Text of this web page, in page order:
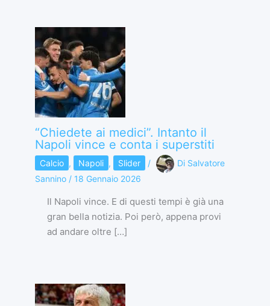
“Chiedete ai medici”. Intanto il
Napoli vince e conta i superstiti
Calcio , Napoli , Slider / Di Salvatore
Sannino / 18 Gennaio 2026
Il Napoli vince. E di questi tempi è già una
gran bella notizia. Poi però, appena provi
ad andare oltre […]